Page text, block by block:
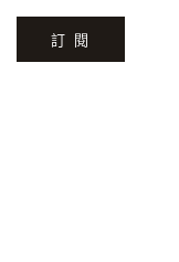
訂 閱